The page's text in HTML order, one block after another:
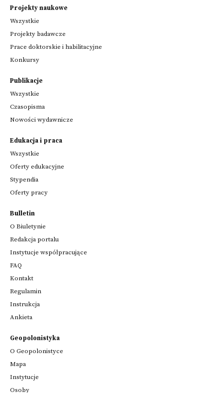
Projekty naukowe
Wszystkie
Projekty badawcze
Prace doktorskie i habilitacyjne
Konkursy
Publikacje
Wszystkie
Czasopisma
Nowości wydawnicze
Edukacja i praca
Wszystkie
Oferty edukacyjne
Stypendia
Oferty pracy
Bulletin
O Biuletynie
Redakcja portalu
Instytucje współpracujące
FAQ
Kontakt
Regulamin
Instrukcja
Ankieta
Geopolonistyka
O Geopolonistyce
Mapa
Instytucje
Osoby